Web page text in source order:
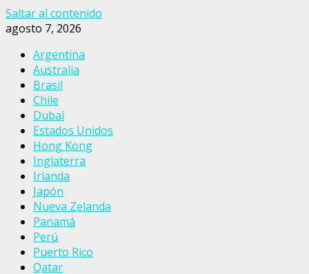
Saltar al contenido
agosto 7, 2026
Argentina
Australia
Brasil
Chile
Dubai
Estados Unidos
Hong Kong
Inglaterra
Irlanda
Japón
Nueva Zelanda
Panamá
Perú
Puerto Rico
Qatar